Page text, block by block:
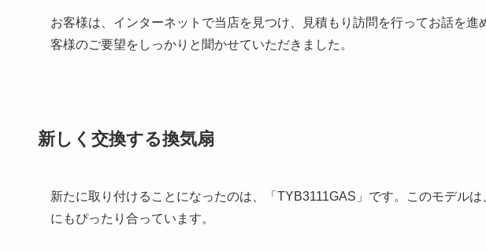
お客様は、インターネットで当店を見つけ、見積もり訪問を行ってお話を
客様のご要望をしっかりと聞かせていただきました。
新しく交換する換気扇
新たに取り付けることになったのは、「TYB3111GAS」です。このモデル
にもぴったり合っています。